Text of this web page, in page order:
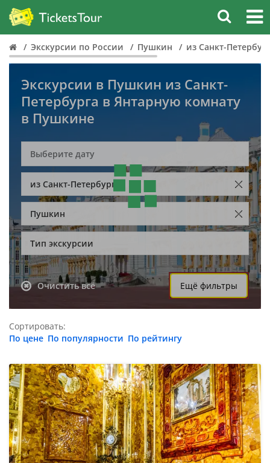
Экскурсии по России Пушкин из Санкт-
Экскурсии в Пушкин из Санкт-
Петербурга в Янтарную комнату
в Пушкине
из Санкт-Петербурга
Пушкин
Тип экскурсии
Очистить всё Ещё фильтры
Сортировать:
По цене По популярности По рейтингу